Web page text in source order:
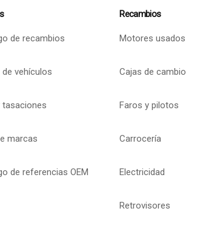
de recambios
de vehículos
tasaciones
marcas
de referencias OEM
Recambios
Motores usados
Cajas de cambio
Faros y pilotos
Carrocería
Electricidad
Retrovisores